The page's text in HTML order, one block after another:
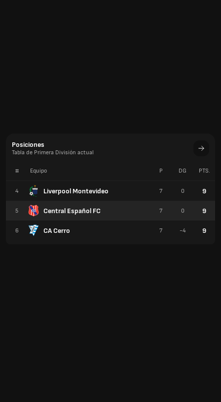
Posiciones
Tabla de Primera División actual
# Equipo
4 Liverpool Montevideo
5 Central Español FC
6 CA Cerro
P DG PTS.
7 0 9
7 0 9
7 -4 9